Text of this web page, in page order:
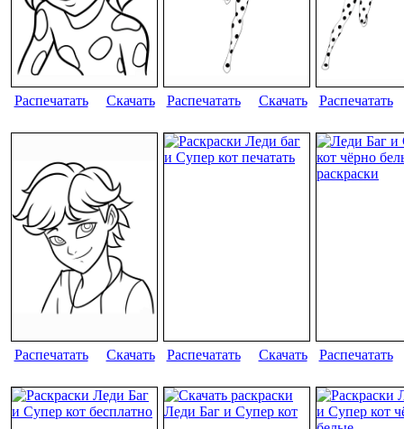
Распечатать Скачать Распечатать Скачать Распечатать
Распечатать Скачать Распечатать Скачать Распечатать